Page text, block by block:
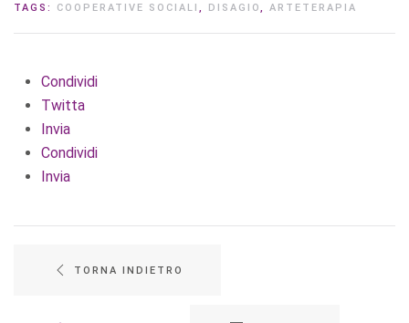
TAGS: COOPERATIVE SOCIALI , DISAGIO, ARTETERAPIA
Condividi
Twitta
Invia
Condividi
Invia
TORNA INDIETRO